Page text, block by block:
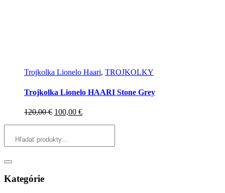
Trojkolka Lionelo Haari, TROJKOLKY
Trojkolka Lionelo HAARI Stone Grey
120,00 € Pôvodná
120,00 €.
100,00 €Aktuálna
Kategórie